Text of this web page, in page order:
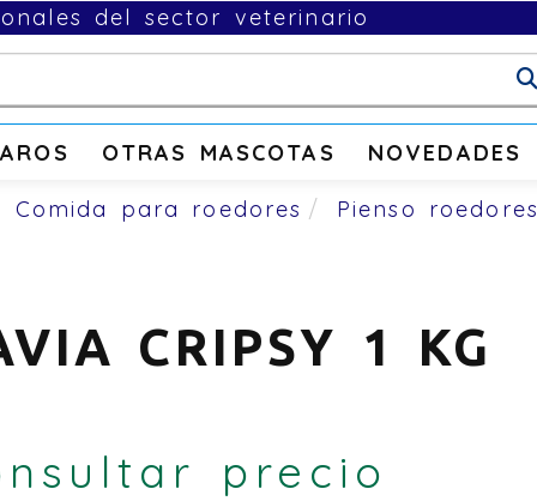
del sector veterinario
OTRAS MASCOTAS NOVEDADES
Comida para roedores
Pienso roedores
CRIPSY 1 KG
precio